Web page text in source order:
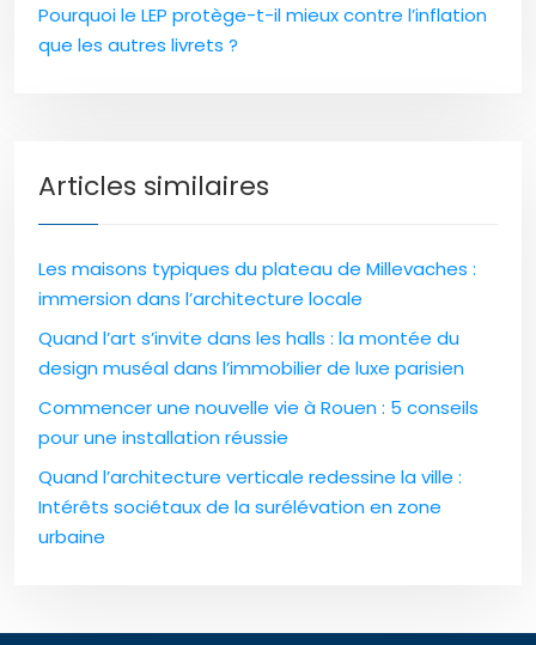
Pourquoi le LEP protège-t-il mieux contre l’inflation
que les autres livrets ?
Articles similaires
Les maisons typiques du plateau de Millevaches :
immersion dans l’architecture locale
Quand l’art s’invite dans les halls : la montée du
design muséal dans l’immobilier de luxe parisien
Commencer une nouvelle vie à Rouen : 5 conseils
pour une installation réussie
Quand l’architecture verticale redessine la ville :
Intérêts sociétaux de la surélévation en zone
urbaine